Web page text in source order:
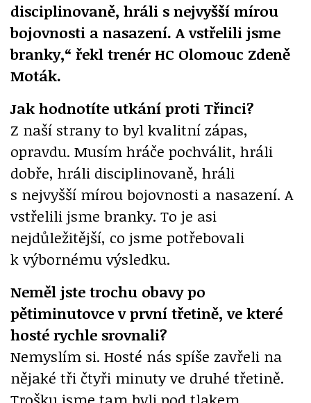
disciplinovaně, hráli s nejvyšší mírou
bojovnosti a nasazení. A vstřelili jsme
branky,“ řekl trenér HC Olomouc Zdeně
Moták.
Jak hodnotíte utkání proti Třinci?
Z naší strany to byl kvalitní zápas,
opravdu. Musím hráče pochválit, hráli
dobře, hráli disciplinovaně, hráli
s nejvyšší mírou bojovnosti a nasazení. A
vstřelili jsme branky. To je asi
nejdůležitější, co jsme potřebovali
k výbornému výsledku.
Neměl jste trochu obavy po
pětiminutovce v první třetině, ve které
hosté rychle srovnali?
Nemyslím si. Hosté nás spíše zavřeli na
nějaké tři čtyři minuty ve druhé třetině.